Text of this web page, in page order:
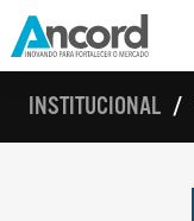
INSTITUCIONAL